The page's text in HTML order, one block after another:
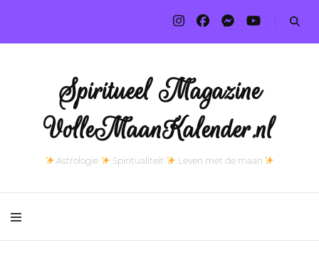
Spiritueel Magazine
VolleMaanKalender.nl
Astrologie Spiritualiteit Leven met de maan